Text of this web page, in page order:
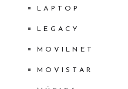
LAPTOP
LEGACY
MOVILNET
MOVISTAR